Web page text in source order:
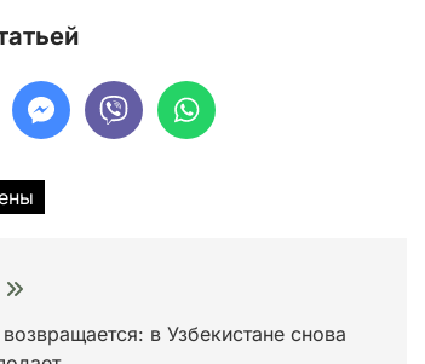
в Узбекистане снова